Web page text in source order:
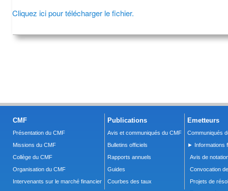
Cliquez ici pour télécharger le fichier.
CMF
Présentation du CMF
Missions du CMF
Collège du CMF
Organisation du CMF
Intervenants sur le marché financier
Publications
Avis et communiqués du CMF
Bulletins officiels
Rapports annuels
Guides
Courbes des taux
Emetteurs
Communiqués
► Informations
Avis de
Convocation
Projets de